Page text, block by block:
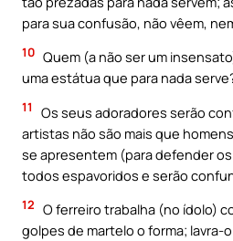
para sua confusão, não vêem,
10 Quem (a não ser um
uma estátua que para nada
11
Os seus adoradores serão
artistas não são mais que
se apresentem (para defender
todos espavoridos e serão
12 O ferreiro trabalha (no ídolo)
golpes de martelo o forma; lavra-